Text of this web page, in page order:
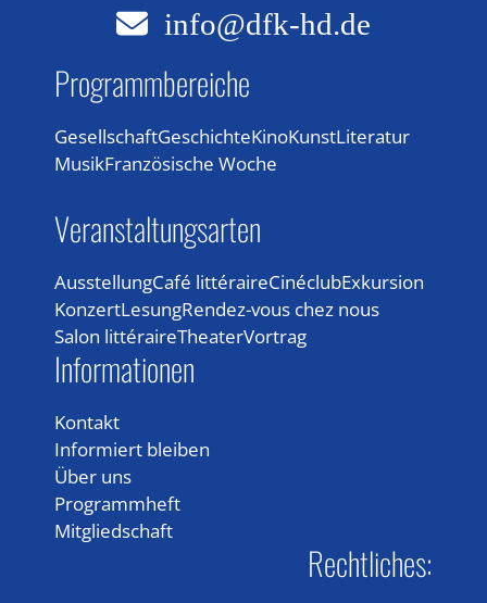
info@dfk-hd.de
Programmbereiche
GesellschaftGeschichteKinoKunstLiteratur
MusikFranzösische Woche
Veranstaltungsarten
AusstellungCafé littéraireCinéclubExkursion
KonzertLesungRendez-vous chez nous
Salon littéraireTheaterVortrag
Informationen
Kontakt
Informiert bleiben
Über uns
Programmheft
Mitgliedschaft
Rechtliches: